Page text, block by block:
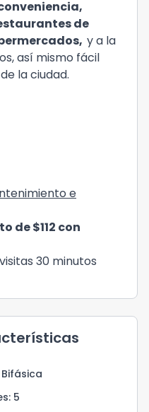
de
y a la
así mismo fácil
la ciudad.
e
de $112 con
30 minutos
Bifásica
: 5